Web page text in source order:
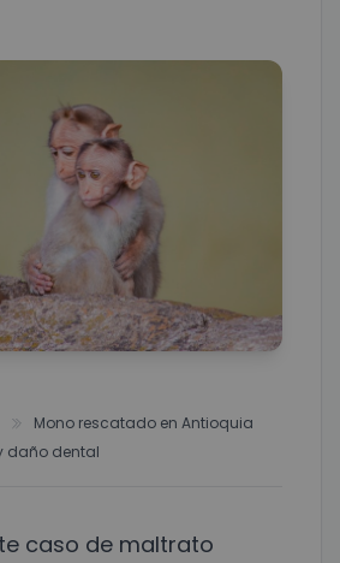
Mono rescatado en Antioquia
daño dental
caso de maltrato